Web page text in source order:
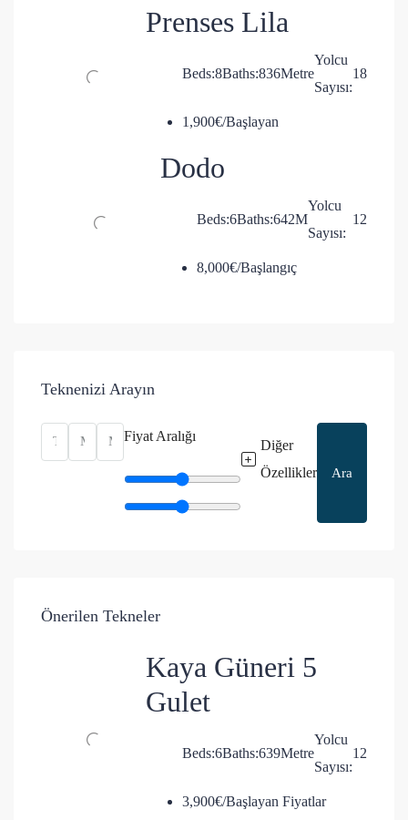
Prenses Lila
Beds:8Baths:836Metre
Yolcu
Sayısı:
18
1,900€/Başlayan
Dodo
Beds:6Baths:642M
Yolcu
Sayısı:
12
8,000€/Başlangıç
Teknenizi Arayın
Fiyat Aralığı
Diğer
Özellikler
Ara
Önerilen Tekneler
Kaya Güneri 5
Gulet
Beds:6Baths:639Metre
Yolcu
Sayısı:
12
3,900€/Başlayan Fiyatlar